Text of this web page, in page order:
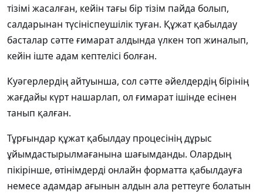
тізімі жасалған, кейін тағы бір тізім пайда болып,
салдарынан түсініспеушілік туған. Құжат қабылдау
басталар сәтте ғимарат алдында үлкен топ жиналып,
кейін іште адам кептелісі болған.
Куәгерлердің айтуынша, сол сәтте әйелдердің бірінің
жағдайы күрт нашарлап, ол ғимарат ішінде есінен
танып қалған.
Тұрғындар құжат қабылдау процесінің дұрыс
ұйымдастырылмағанына шағымданды. Олардың
пікірінше, өтінімдерді онлайн форматта қабылдауға
немесе адамдар ағынын алдын ала реттеуге болатын